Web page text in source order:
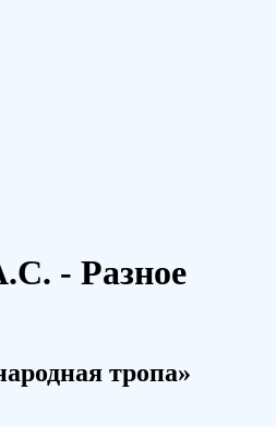
- Разное
тропа»